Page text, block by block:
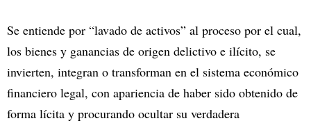
Se entiende por “lavado de activos” al proceso por el cual,
los bienes y ganancias de origen delictivo e ilícito, se
invierten, integran o transforman en el sistema económico
financiero legal, con apariencia de haber sido obtenido de
forma lícita y procurando ocultar su verdadera